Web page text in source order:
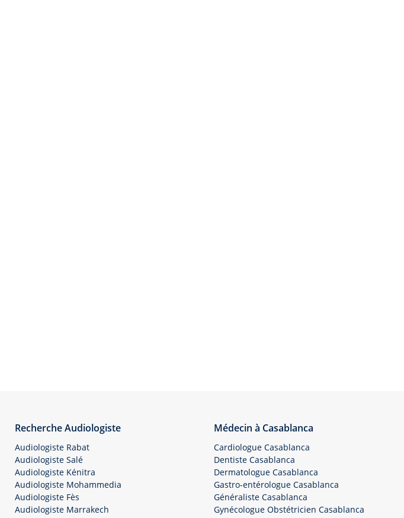
Recherche Audiologiste
Audiologiste Rabat
Audiologiste Salé
Audiologiste Kénitra
Audiologiste Mohammedia
Audiologiste Fès
Audiologiste Marrakech
Médecin à Casablanca
Cardiologue Casablanca
Dentiste Casablanca
Dermatologue Casablanca
Gastro-entérologue Casablanca
Généraliste Casablanca
Gynécologue Obstétricien Casablanca